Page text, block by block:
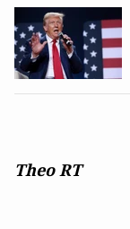
Theo RT